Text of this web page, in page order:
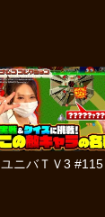
ユニバＴＶ3 #115